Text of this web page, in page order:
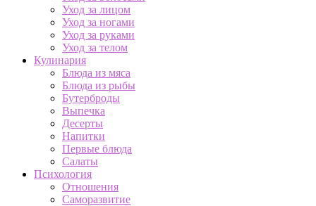
Уход за лицом
Уход за ногами
Уход за руками
Уход за телом
Кулинария
Блюда из мяса
Блюда из рыбы
Бутерброды
Выпечка
Десерты
Напитки
Первые блюда
Салаты
Психология
Отношения
Саморазвитие